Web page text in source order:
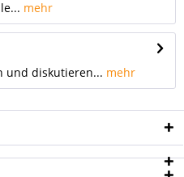
mehr
und diskutieren... mehr